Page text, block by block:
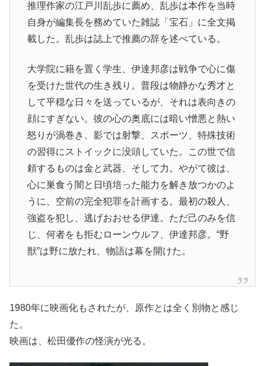
推理作家の江戸川乱歩に薦め、乱歩は本作を当時
自身が編集長を務めていた雑誌「宝石」に全文掲
載した。乱歩は誌上で推薦の辞を述べている。
大学院に籍を置く学生、伊達邦彦は戦争で心に傷
を受けた世代の生き残り。普段は物静かな秀才と
して平穏な日々を送っているが、それは表向きの
顔にすぎない。彼の心の奥底には暗い憎悪と熱い
怒りが渦巻き、影では射撃、スポーツ、特殊技術
の習得にストイックに没頭していた。この世で信
頼するものは金と武器、そして力。やがて彼は、
心に巣食う闇と日頃培った能力を解き放つかのよ
うに、空前の完全犯罪を計画する。最初の殺人、
強盗を犯し、逃げおおせる伊達。ただ己のみを信
じ、何者をも拒むローンウルフ、伊達邦彦。“野
獣”は野に放たれ、物語は幕を開けた。
1980年に映画化もされたが、原作とは全く別物と感じ
た。
映画は、松田優作の怪演が光る。